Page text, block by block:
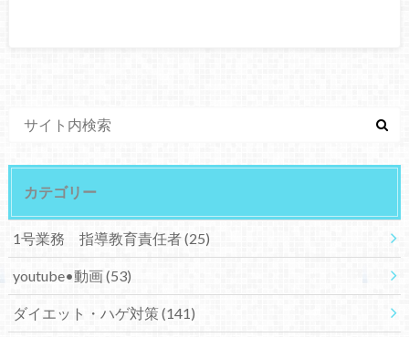
カテゴリー
1号業務 指導教育責任者(25)
youtube•動画(53)
ダイエット・ハゲ対策(141)